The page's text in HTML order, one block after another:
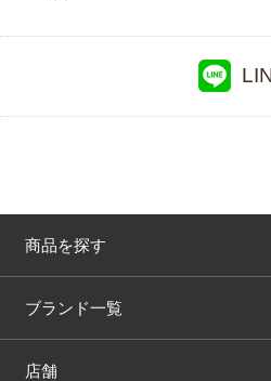
商品を探す
アイテム
ブランド一覧
WACOAL
店舗